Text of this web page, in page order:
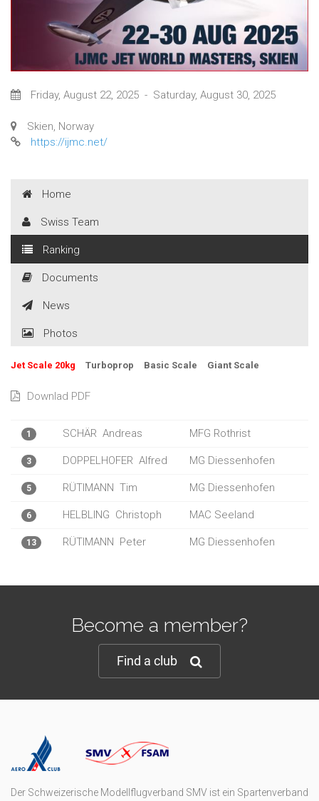
Friday, August 22, 2025 - Saturday, August 30, 2025
Skien, Norway
https://ijmc.net/
Home
Swiss Team
Ranking
Documents
News
Photos
Jet Scale 20kg Turboprop Basic Scale Giant Scale
Downlad PDF
1 SCHÄR Andreas MFG Rothrist
3 DOPPELHOFER Alfred MG Diessenhofen
5 RÜTIMANN Tim MG Diessenhofen
6 HELBLING Christoph MAC Seeland
13 RÜTIMANN Peter MG Diessenhofen
Become a member?
Find a club
Der Schweizerische Modellflugverband SMV ist ein Spartenverband